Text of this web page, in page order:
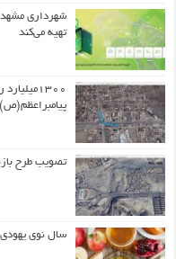
شهرداری مشهد
تهیه می‌کند
پیامبراعظم(ص)
تصویب طرح
سال نوی